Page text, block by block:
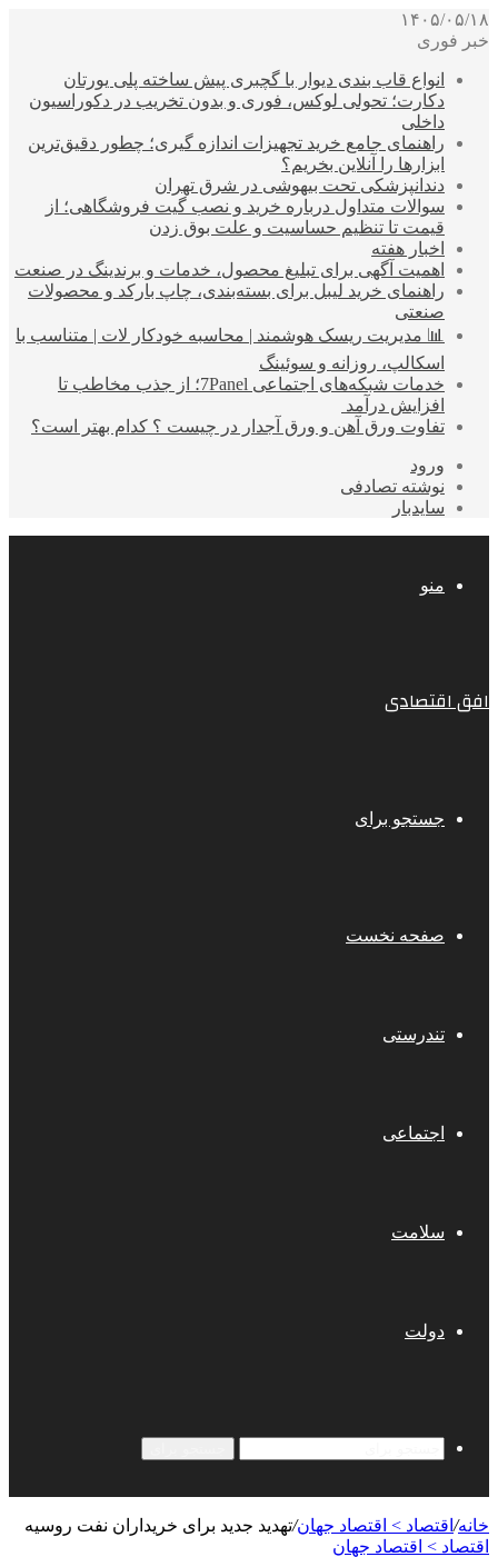
۱۴۰۵/۰۵/۱۸
خبر فوری
انواع قاب بندی دیوار با گچبری پیش ساخته پلی یورتان
دکارت؛ تحولی لوکس، فوری و بدون تخریب در دکوراسیون
داخلی
راهنمای جامع خرید تجهیزات اندازه گیری؛ چطور دقیق‌ترین
ابزارها را آنلاین بخریم؟
دندانپزشکی تحت بیهوشی در شرق تهران
سوالات متداول درباره خرید و نصب گیت فروشگاهی؛ از
قیمت تا تنظیم حساسیت و علت بوق زدن
اخبار هفته
اهمیت آگهی برای تبلیغ محصول، خدمات و برندینگ در صنعت
راهنمای خرید لیبل برای بسته‌بندی، چاپ بارکد و محصولات
صنعتی
📊 مدیریت ریسک هوشمند | محاسبه خودکار لات | متناسب با
اسکالپ، روزانه و سوئینگ
خدمات شبکه‌های اجتماعی 7Panel؛ از جذب مخاطب تا
افزایش درآمد
تفاوت ورق آهن و ورق آجدار در چیست ؟ کدام بهتر است؟
ورود
نوشته تصادفی
سایدبار
منو
افق اقتصادی
جستجو برای
صفحه نخست
تندرستی
اجتماعی
سلامت
دولت
خانه/ اقتصاد > اقتصاد جهان/تهدید جدید برای خریداران نفت روسیه
اقتصاد > اقتصاد جهان